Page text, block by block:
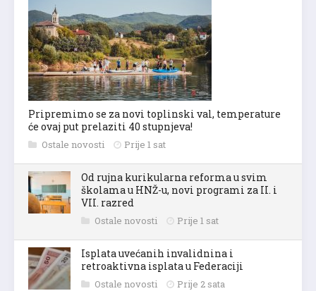
Pripremimo se za novi toplinski val, temperature
će ovaj put prelaziti 40 stupnjeva!
Ostale novosti Prije 1 sat
Od rujna kurikularna reforma u svim
školama u HNŽ-u, novi programi za II. i
VII. razred
Ostale novosti Prije 1 sat
Isplata uvećanih invalidnina i
retroaktivna isplata u Federaciji
Ostale novosti Prije 2 sata